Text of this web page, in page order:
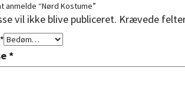
“Nørd Kostume”
vil ikke blive publiceret. Krævede
*
*